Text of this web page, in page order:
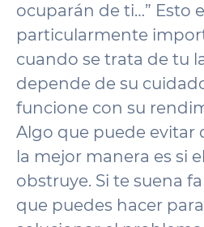
ocuparán de ti…” Esto
particularmente
cuando se trata de tu
depende de su
funcione con su
Algo que puede evitar
la mejor manera es si
obstruye. Si te suena
que puedes hacer